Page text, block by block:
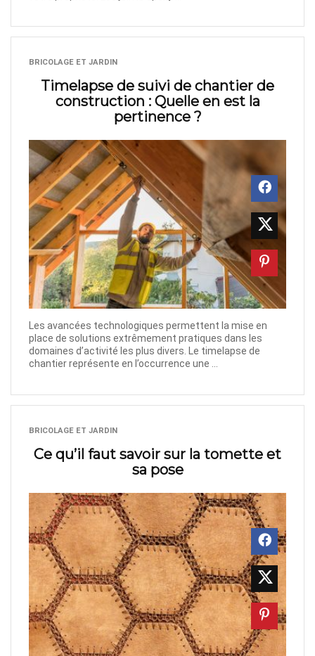
BRICOLAGE ET JARDIN
Timelapse de suivi de chantier de
construction : Quelle en est la
pertinence ?
Les avancées technologiques permettent la mise en
place de solutions extrêmement pratiques dans les
domaines d’activité les plus divers. Le timelapse de
chantier représente en l’occurrence une ...
BRICOLAGE ET JARDIN
Ce qu’il faut savoir sur la tomette et
sa pose